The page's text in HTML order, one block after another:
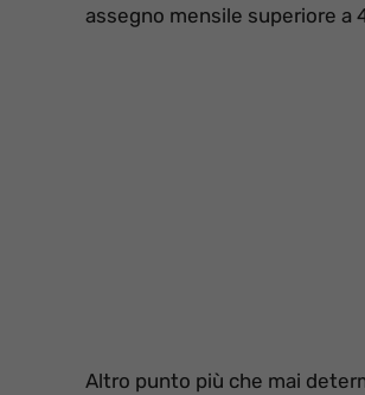
assegno mensile superiore
Altro punto più che mai